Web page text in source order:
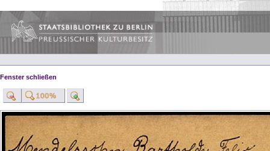
Fenster schließen